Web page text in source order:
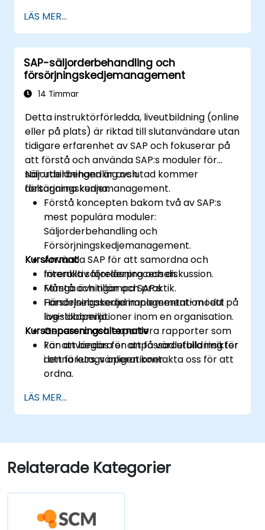
för att hantera de finansiella
transaktionerna i en organisation.
Förbättra organisationens processer och
identifiera möjligheter till optimering av
arbetsflöden samt kostnadsbesparingar.
LÄS MER...
SAP-säljorderbehandling och
försörjningskedjemanagement
14 Timmar
Detta instruktörförledda, liveutbildning (online
eller på plats) är riktad till slutanvändare utan
tidigare erfarenhet av SAP och fokuserar på
att förstå och använda SAP:s moduler för
säljorderbehandling och
försörjningskedjemanagement.
När utbildningen är avslutad kommer
deltagarna kunna:
Förstå koncepten bakom två av SAP:s
mest populära moduler:
Säljorderbehandling och
Försörjningskedjemanagement.
Använda SAP för att samordna och
förenkla säljorderprocessen.
Förstå och tillämpa SAP:s
Försörjningskedjemanagement-modul på
logistikoperationer inom en organisation.
Generera och exportera rapporter som
kan användas för att få värdefulla insikter
i ett företags operationer.
Kursformat
Interaktiv föreläsning och diskussion.
Många övningar och praktik.
Händelsebaserad implementation i ett
live-labbmiljö.
Kursanpassningsalternativ
För att begära en anpassad utbildning för
denna kurs, vänligen kontakta oss för att
ordna.
LÄS MER...
Relaterade Kategorier